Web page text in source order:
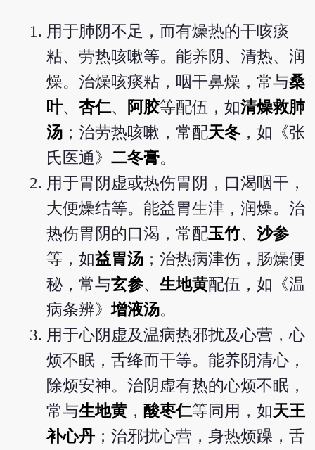
用于肺阴不足，而有燥热的干咳痰
粘、劳热咳嗽等。能养阴、清热、润
燥。治燥咳痰粘，咽干鼻燥，常与桑
叶、杏仁、 阿胶等配伍，如清燥救肺
汤 ；治劳热咳嗽，常配天冬，如《张
氏医通》二冬膏。
用于胃阴虚或热伤胃阴，口渴咽干，
大便燥结等。能益胃生津，润燥。治
热伤胃阴的口渴，常配玉竹、沙参
等，如益胃汤 ；治热病津伤，肠燥便
秘，常与玄参、生地黄配伍，如《温
病条辨》增液汤。
用于心阴虚及温病热邪扰及心营，心
烦不眠，舌绛而干等。能养阴清心，
除烦安神。治阴虚有热的心烦不眠，
常与生地黄 ，酸枣仁等同用，如天王
补心丹 ；治邪扰心营，身热烦躁，舌